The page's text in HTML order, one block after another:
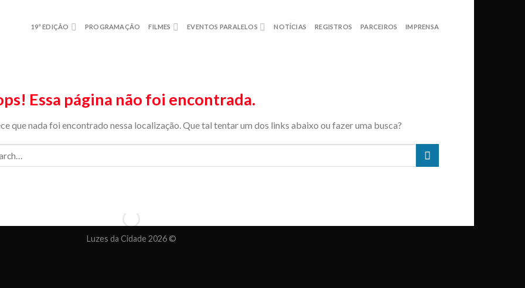
19ª EDIÇÃO PROGRAMAÇÃO FILMES EVENTOS PARALELOS NOTÍCIAS REGISTROS PARCEIROS IMPRENSA
Essa página não foi encontrada.
que nada foi encontrado nessa localização. Que tal tentar um dos links abaixo ou fazer uma busca?
Luzes da Cidade 2026 ©